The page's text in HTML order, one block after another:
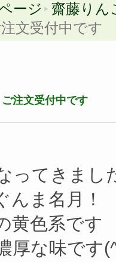
ージ
齋藤りん
文受付中です
注文受付中です
ってきまし
んま名月！
黄色系です
厚な味です